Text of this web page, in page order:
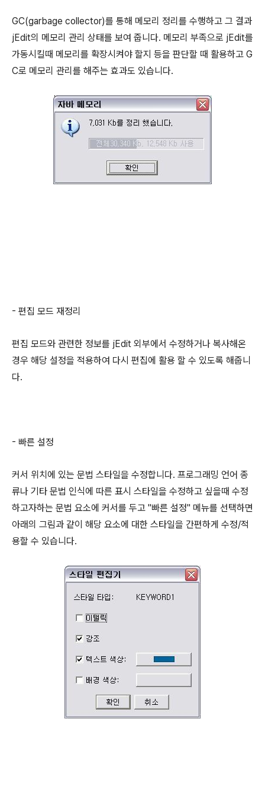
GC(garbage collector)를 통해 메모리 정리를 수행하고 그 결과
jEdit의 메모리 관리 상태를 보여 줍니다. 메모리 부족으로 jEdit를
가동시킬때 메모리를 확장시켜야 할지 등을 판단할 때 활용하고 G
C로 메모리 관리를 해주는 효과도 있습니다.
- 편집 모드 재정리
편집 모드와 관련한 정보를 jEdit 외부에서 수정하거나 복사해온
경우 해당 설정을 적용하여 다시 편집에 활용 할 수 있도록 해줍니
다.
- 빠른 설정
커서 위치에 있는 문법 스타일을 수정합니다. 프로그래밍 언어 종
류나 기타 문법 인식에 따른 표시 스타일을 수정하고 싶을때 수정
하고자하는 문법 요소에 커서를 두고 "빠른 설정" 메뉴를 선택하면
아래의 그림과 같이 해당 요소에 대한 스타일을 간편하게 수정/적
용할 수 있습니다.